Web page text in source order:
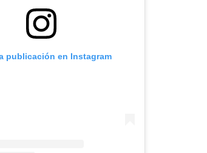
publicación en Instagram